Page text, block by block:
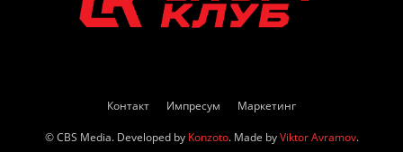
Контакт Импресум Маркетинг
© CBS Media. Developed by Konzoto. Made byViktor Avramov.